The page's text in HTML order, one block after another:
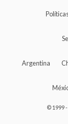
Argentina
© 1999